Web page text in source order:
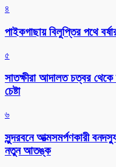
৪
পাইকগাছায় বিলুপ্তির পথে
৫
সাতক্ষীরা আদালত চত্বর থেকে
চেষ্টা
৬
সুন্দরবনে আত্মসমর্পণকারী
নতুন আতঙ্ক